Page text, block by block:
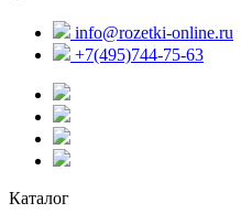
info@rozetki-online.ru
+7(495)744-75-63
Каталог